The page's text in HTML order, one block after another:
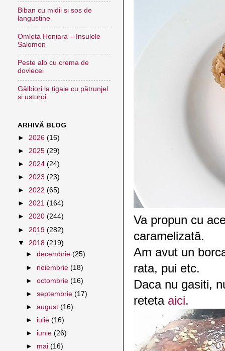
Va propun cu
caramelizată.
Am avut un
rata, pui etc.
Daca nu gasiti,
reteta aici.
Biban cu midii si sos de
langustine
Omleta Honiara – Insulele
Salomon
Peste alb cu crema de
dovlecei
Gălbiori la tigaie cu pătrunjel
si usturoi
ARHIVĂ BLOG
► 2026 (16)
► 2025 (29)
► 2024 (24)
► 2023 (23)
► 2022 (65)
► 2021 (164)
► 2020 (244)
► 2019 (282)
▼ 2018 (219)
►decembrie(25)
► noiembrie(18)
►octombrie(16)
►septembrie(17)
►august(16)
► iulie(16)
► iunie(26)
► mai(16)